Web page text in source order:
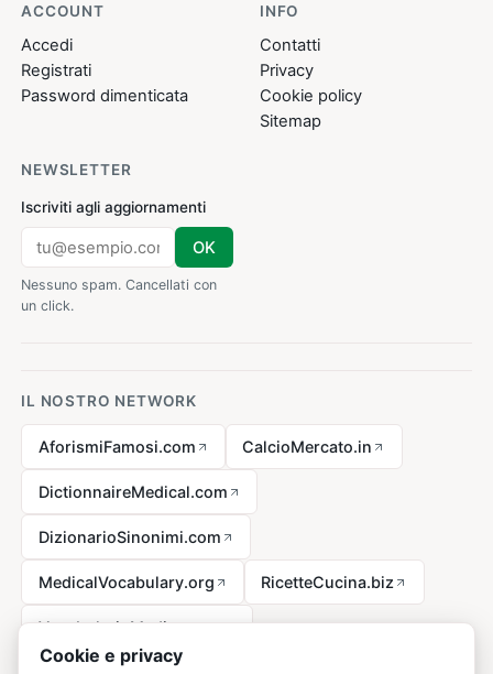
ACCOUNT
Accedi
Registrati
Password dimenticata
INFO
Contatti
Privacy
Cookie policy
Sitemap
NEWSLETTER
Iscriviti agli aggiornamenti
OK
Nessuno spam. Cancellati con
un click.
IL NOSTRO NETWORK
AforismiFamosi.com CalcioMercato.in
DictionnaireMedical.com
DizionarioSinonimi.com
MedicalVocabulary.org RicetteCucina.biz
VocabolarioMedico.com
Cookie e privacy